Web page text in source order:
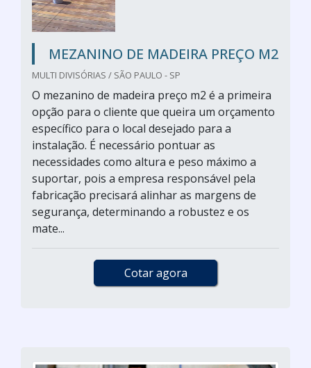
MEZANINO DE MADEIRA PREÇO M2
MULTI DIVISÓRIAS / SÃO PAULO - SP
O mezanino de madeira preço m2 é a primeira
opção para o cliente que queira um orçamento
específico para o local desejado para a
instalação. É necessário pontuar as
necessidades como altura e peso máximo a
suportar, pois a empresa responsável pela
fabricação precisará alinhar as margens de
segurança, determinando a robustez e os
mate...
Cotar agora